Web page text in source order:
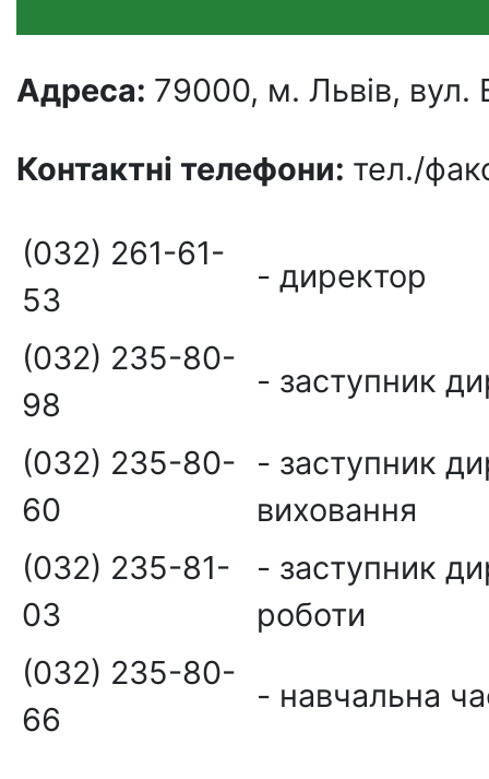
Адреса: 79000, м. Львів, вул.
Контактні телефони: тел./
(032) 261-61-
53
- директор
(032) 235-80-
98
- заступник
(032) 235-80-
60
- заступник
виховання
(032) 235-81-
03
- заступник
роботи
(032) 235-80-
66
- навчальна